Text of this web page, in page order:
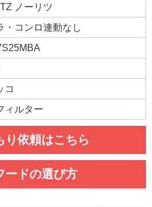
ノーリツ
・コンロ連動なし
コ
ィルター
り依頼はこちら
ードの選び方